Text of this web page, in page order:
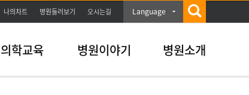
나의차트 병원둘러보기 오시는길 Language
의학교육 병원이야기 병원소개